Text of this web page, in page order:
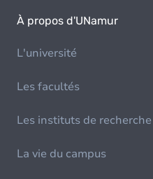
À propos d'UNamur
L'université
Les facultés
Les instituts de recherche
La vie du campus